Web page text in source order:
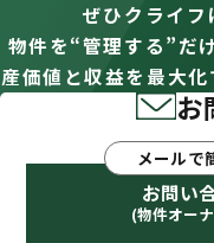
ぜひクライフ
物件を“管理する”だ
産価値と収益を最大化
お
メールで
お問い
(物件オー